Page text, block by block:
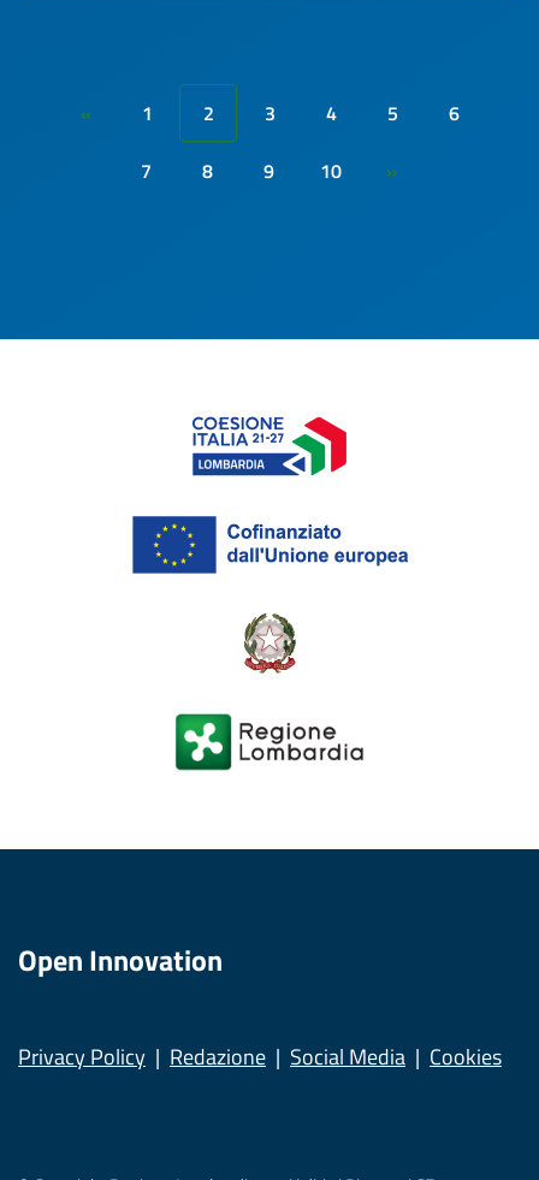
« 1 2 3 4 5
6
7
8 9 10 »
Open Innovation
Privacy Policy Redazione Social Media Cookies